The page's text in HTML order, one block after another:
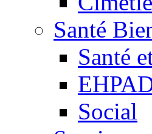
Santé
Santé
Social